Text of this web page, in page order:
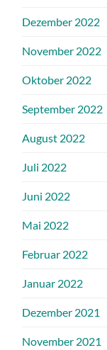
Dezember 2022
November 2022
Oktober 2022
September 2022
August 2022
Juli 2022
Juni 2022
Mai 2022
Februar 2022
Januar 2022
Dezember 2021
November 2021